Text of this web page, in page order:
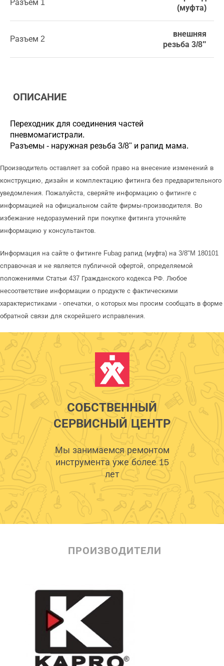
Разъем 1
(муфта)
Разъем 2
внешняя
резьба 3/8"
ОПИСАНИЕ
Переходник для соединения частей
пневмомагистрали.
Разъемы - наружная резьба 3/8" и рапид мама.
Производитель оставляет за собой право на внесение изменений в
конструкцию, дизайн и комплектацию фитинга без предварительного
уведомления. Пожалуйста, сверяйте информацию о фитинге с
информацией на официальном сайте фирмы-производителя. Во
избежание недоразумений при покупке фитинга уточняйте
информацию у консультантов.
Информация на сайте о фитинге Fubag рапид (муфта) на 3/8"M 180101
справочная и не является публичной офертой, определяемой
положениями Статьи 437 Гражданского кодекса РФ. Любое
несоответствие информации о продукте с фактическими
характеристиками - опечатки, о которых мы просим сообщать в форме
обратной связи для скорейшего исправления.
СОБСТВЕННЫЙ
СЕРВИСНЫЙ ЦЕНТР
Мы занимаемся ремонтом
инструмента уже более 15
лет
ПРОИЗВОДИТЕЛИ